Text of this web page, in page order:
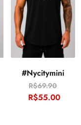
#Nycitymini
R$69.90
R$55.00